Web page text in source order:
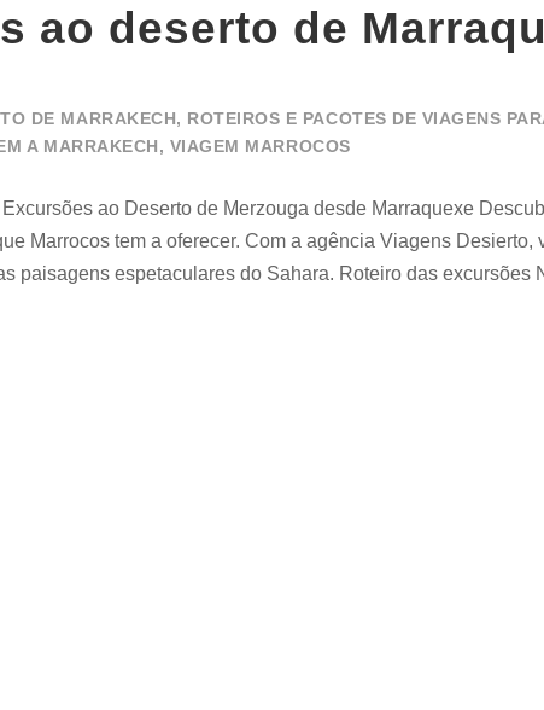
ao deserto de
DE MARRAKECH, ROTEIROS E PACOTES DE VIAGENS
A MARRAKECH, VIAGEM MARROCOS
ao Deserto de Merzouga desde Marraquexe
Marrocos tem a oferecer. Com a agência Viagens Desierto,
paisagens espetaculares do Sahara. Roteiro das excursões